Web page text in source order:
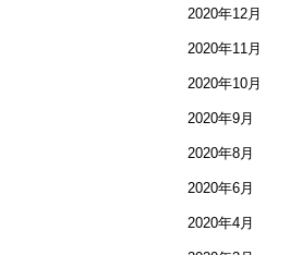
2020年12月
2020年11月
2020年10月
2020年9月
2020年8月
2020年6月
2020年4月